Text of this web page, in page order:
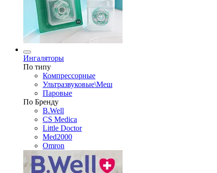
Ингаляторы
По типу
Компрессорные
Ультразвуковые\Меш
Паровые
По Бренду
B.Well
CS Medica
Little Doctor
Med2000
Omron